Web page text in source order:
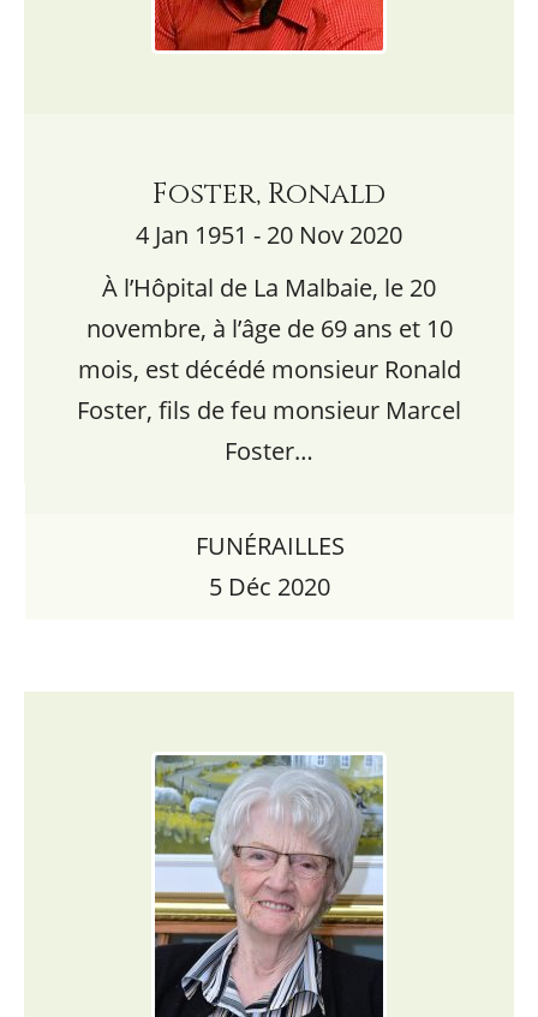
Foster, Ronald
4 Jan 1951 - 20 Nov 2020
À l’Hôpital de La Malbaie, le 20
novembre, à l’âge de 69 ans et 10
mois, est décédé monsieur Ronald
Foster, fils de feu monsieur Marcel
Foster…
FUNÉRAILLES
5 Déc 2020